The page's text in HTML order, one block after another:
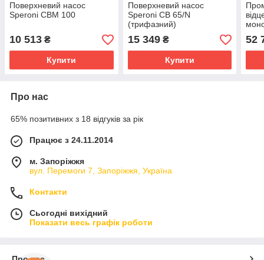
Поверхневий насос
Speroni CBM 100
10 513 ₴
Купити
Поверхневий насос
Speroni CB 65/N
(трифазний)
15 349₴
Купити
52
Про нас
65% позитивних з 18 відгуків за рік
Працює з 24.11.2014
м. Запоріжжя
вул. Перемоги 7, Запоріжжя, Україна
Контакти
Сьогодні вихідний
Показати весь графік роботи